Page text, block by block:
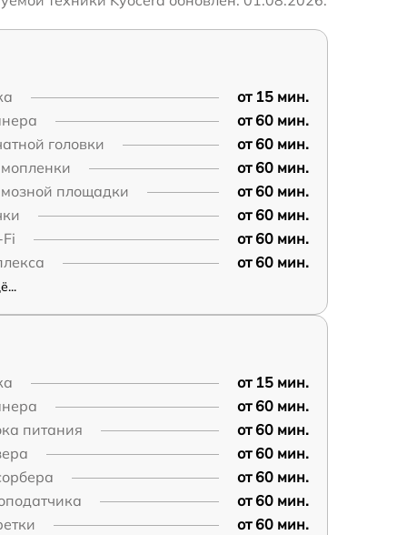
от 15 мин.
от 60 мин.
головки
от 60 мин.
от 60 мин.
площадки
от 60 мин.
от 60 мин.
от 60 мин.
от 60 мин.
от 15 мин.
от 60 мин.
питания
от 60 мин.
от 60 мин.
от 60 мин.
от 60 мин.
от 60 мин.